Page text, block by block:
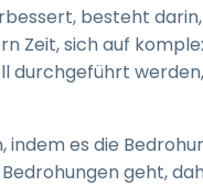
besteht
Zeit, sich auf
durchgeführt
indem es die
geht,